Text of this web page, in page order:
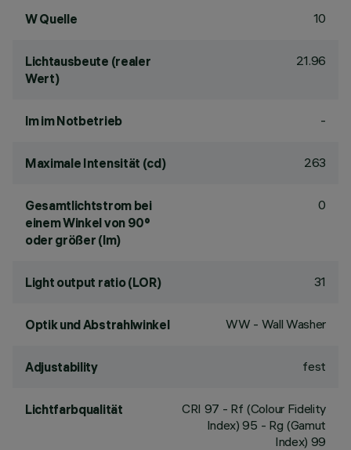
W Quelle 10
Lichtausbeute (realer
Wert)
21.96
lm im Notbetrieb -
Maximale Intensität (cd) 263
Gesamtlichtstrom bei
einem Winkel von 90°
oder größer (lm)
0
Light output ratio (LOR) 31
Optik und Abstrahlwinkel WW - Wall Washer
Adjustability fest
Lichtfarbqualität CRI 97 - Rf (Colour Fidelity
Index) 95 - Rg (Gamut
Index) 99